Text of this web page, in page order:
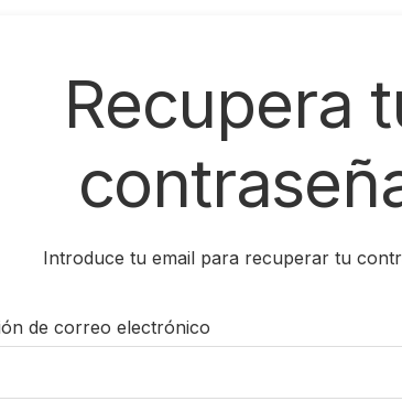
Recupera
Introduce tu email para recuperar tu
de correo electrónico